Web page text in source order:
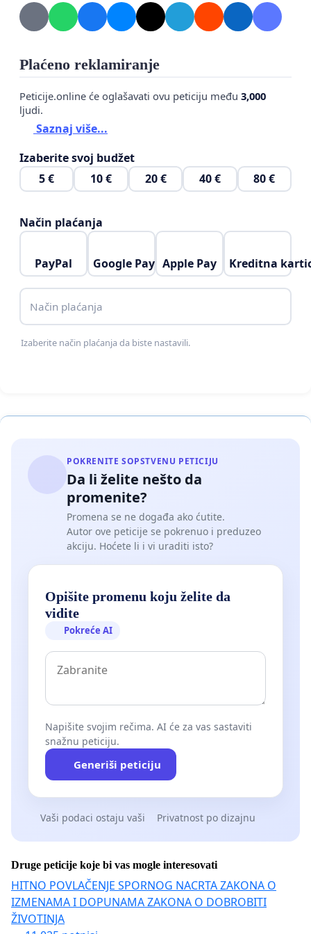
Plaćeno reklamiranje
Peticije.online će oglašavati ovu peticiju među 3,000
ljudi.
Saznaj više...
Izaberite svoj budžet
5 €
10 € 20 € 40 € 80 €
Način plaćanja
PayPal Google Pay Apple Pay Kreditna
Način plaćanja
Izaberite način plaćanja da biste nastavili.
POKRENITE SOPSTVENU PETICIJU
Da li želite nešto da
promenite?
Promena se ne događa ako ćutite.
Autor ove peticije se pokrenuo i preduzeo
akciju. Hoćete li i vi uraditi isto?
Opišite promenu koju želite da
vidite
Pokreće AI
Napišite svojim rečima. AI će za vas sastaviti
snažnu peticiju.
Generiši peticiju
Vaši podaci ostaju vaši Privatnost po dizajnu
Druge peticije koje bi vas mogle interesovati
HITNO POVLAČENJE SPORNOG NACRTA ZAKONA O
IZMENAMA I DOPUNAMA ZAKONA O DOBROBITI
ŽIVOTINJA